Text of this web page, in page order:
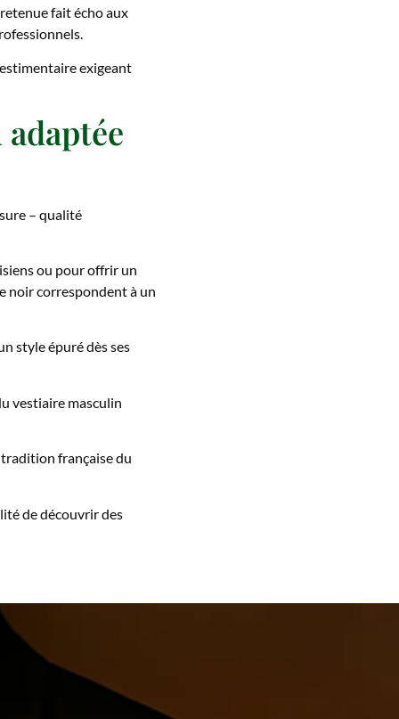
fait écho aux
exigeant
– qualité
ou pour offrir un
noir correspondent à un
style épuré dès ses
vestiaire masculin
française du
de découvrir des